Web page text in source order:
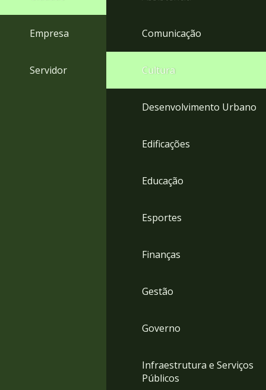
Empresa
Servidor
Comunicação
Cultura
Desenvolvimento Urbano
Edificações
Educação
Esportes
Finanças
Gestão
Governo
Infraestrutura e Serviços
Públicos